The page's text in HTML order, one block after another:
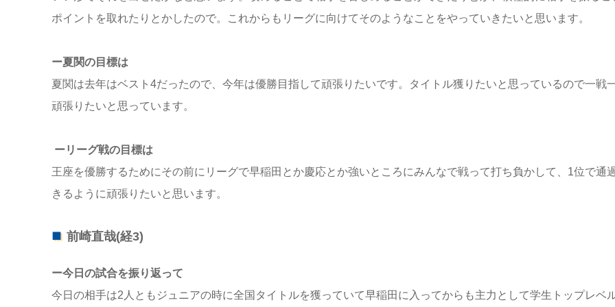
ポイントを取れたりとかしたので。これからもリーグに向けてそのようなことをやっていきたいと思います。
ー夏関の目標は
夏関は去年はベスト4だったので、今年は優勝目指して頑張りたいです。タイトル獲りたいと思っているので一戦
頑張りたいと思っています。
ーリーグ戦の目標は
王座を優勝するためにその前にリーグで早稲田とか慶応とか強いところにみんなで戦って打ち負かして、1位で通
きるように頑張りたいと思います。
前崎直哉(経3)
ー今日の試合を振り返って
今日の相手は2人ともジュニアの時に全国タイトルを獲っていて早稲田に入ってからも主力として学生トップレベ